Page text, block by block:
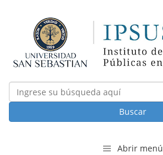
Buscar
Abrir menú